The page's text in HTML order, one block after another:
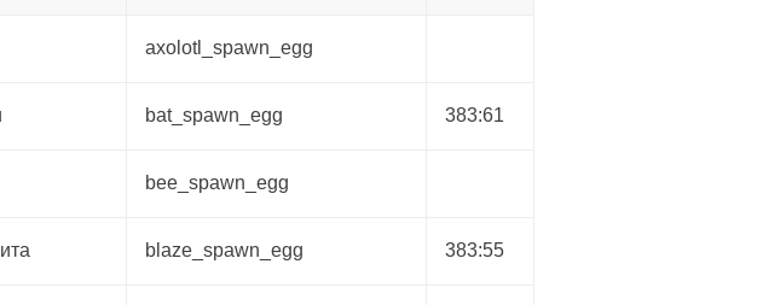
axolotl_spawn_egg
bat_spawn_egg 383:61
bee_spawn_egg
blaze_spawn_egg 383:55